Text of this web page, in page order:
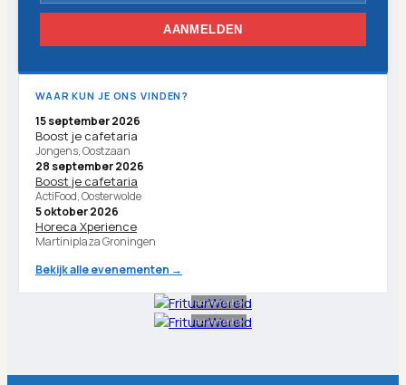
AANMELDEN
WAAR KUN JE ONS VINDEN?
15 september 2026
Boost je cafetaria
Jongens, Oostzaan
28 september 2026
Boost je cafetaria
ActiFood, Oosterwolde
5 oktober 2026
Horeca Xperience
Martiniplaza Groningen
Bekijk alle evenementen →
Advertentie
Advertentie